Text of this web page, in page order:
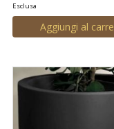
Esclusa
Aggiungi al